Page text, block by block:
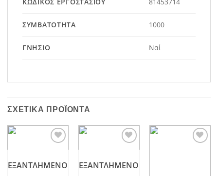
ΣΥΜΒΑΤΌΤΗΤΑ 1000
ΓΝΉΣΙΟ Ναί
ΣΧΕΤΙΚΆ ΠΡΟΪΌΝΤΑ
ΕΞΑΝΤΛΗΜΈΝΟ ΕΞΑΝΤΛΗΜΈΝΟ